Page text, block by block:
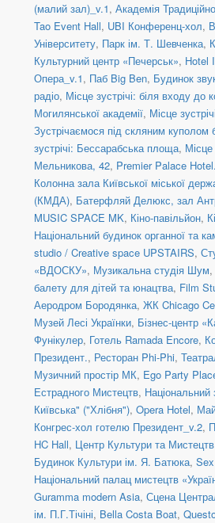
(малий зал)_v.1, Академія
Tao Event Hall, UBI Конференц-хол,
Університету, Парк ім. Т. Шевченка,
Культурний центр «Печерськ», Hotel
Опера_v.1, Паб Big Ben, Будинок
радіо, Місце зустрічі: біля входу до
Могилянської академії, Місце
Зустрічаємося під скляним куполом
зустрічі: Бессарабська площа, Місце
Мельникова, 42, Premier Palace
Колонна зала Київської міської
(КМДА), Батерфляй Делюкс, зал
MUSIC SPACE MK, Кіно-павільйон,
Національний будинок органної та
studio / Creative space UPSTAIRS,
«ВДОСКУ», Музикальна студія Шум,
балету для дітей та юнацтва, Film
Аеродром Бородянка, ЖК Chicago
Музей Лесі Українки, Бізнес-центр
Фунікулер, Готель Ramada Encore,
Президент., Ресторан Phi-Phi,
Музичний простір МК, Ego Party
Естрадного Мистецтв, Національний
Київська" ("Хлібня"), Opera Hotel,
Конгрес-хол готелю Президент_v.2,
HC Hall, Центр Культури та
Будинок Культури ім. Я. Батюка,
Національний палац мистецтв
Guramma modern Asia, Сцена
ім. П.Г.Тічіні, Bella Costa Boat,